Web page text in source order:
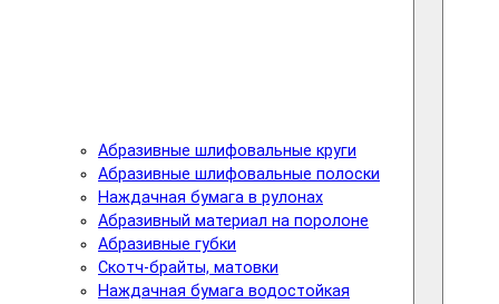
Абразивные шлифовальные круги
Абразивные шлифовальные полоски
Наждачная бумага в рулонах
Абразивный материал на поролоне
Абразивные губки
Скотч-брайты, матовки
Наждачная бумага водостойкая